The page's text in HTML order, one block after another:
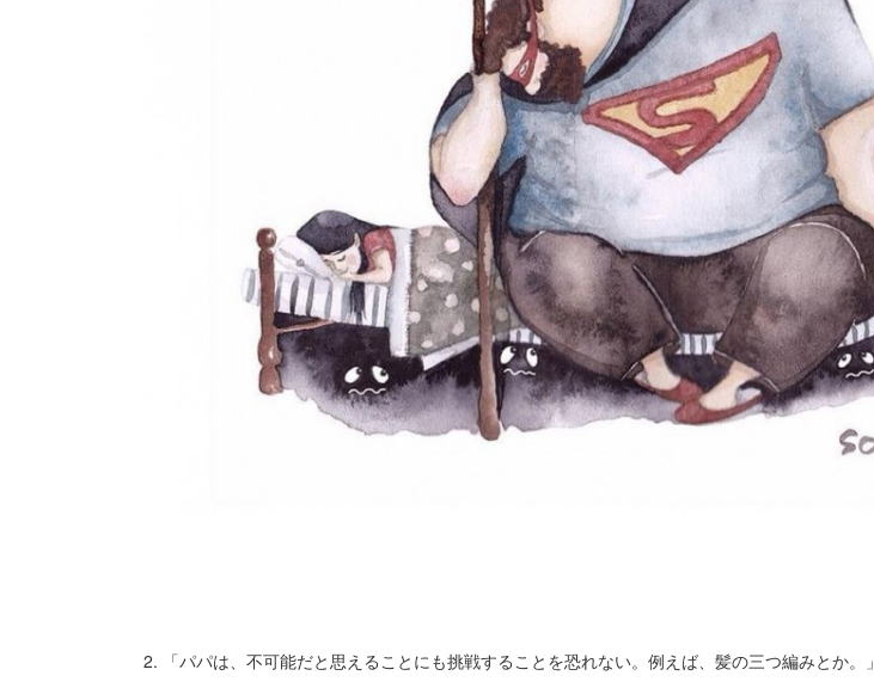
2. 「パパは、不可能だと思えることにも挑戦することを恐れない。例えば、髪の三つ編みとか。」